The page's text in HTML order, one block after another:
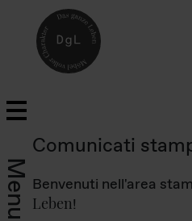
Menu
Comunicati
Benvenuti nell'area
Leben!